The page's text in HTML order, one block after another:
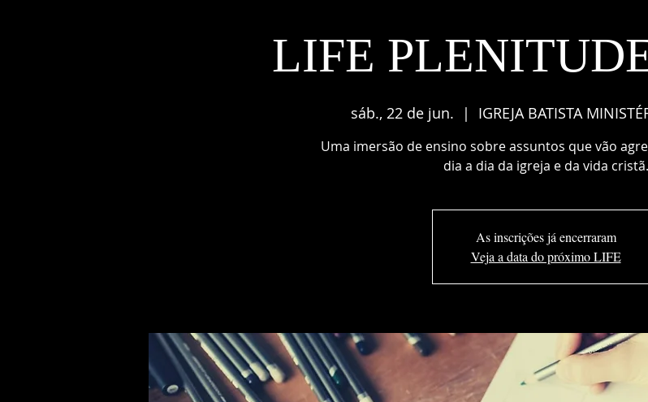
LIFE
sáb., 22 de jun.
  |
IGREJA BATISTA
Uma imersão de ensino sobre assuntos que vão
dia a dia da igreja e da vida cristã.
As inscrições já encerraram
Veja a data do próximo LIFE